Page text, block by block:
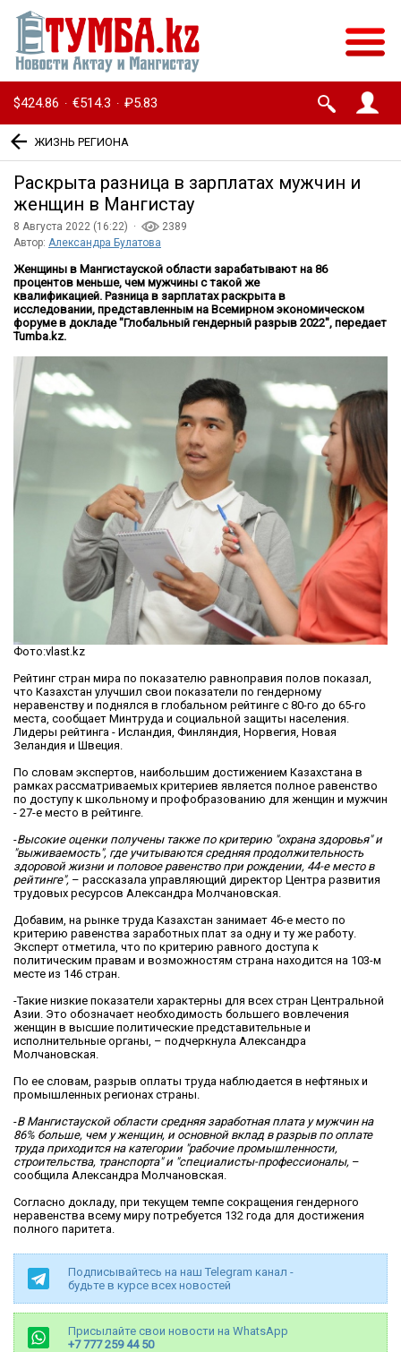
$424.86 · €514.3 · ₽5.83
ЖИЗНЬ РЕГИОНА
Раскрыта разница в зарплатах мужчин и
женщин в Мангистау
8 Августа 2022 (16:22) ·
2389
Автор: Александра Булатова
Женщины в Мангистауской области зарабатывают на 86
процентов меньше, чем мужчины с такой же
квалификацией. Разница в зарплатах раскрыта в
исследовании, представленным на Всемирном экономическом
форуме в докладе "Глобальный гендерный разрыв 2022", передает
Tumba.kz.
Фото:vlast.kz
Рейтинг стран мира по показателю равноправия полов показал,
что Казахстан улучшил свои показатели по гендерному
неравенству и поднялся в глобальном рейтинге с 80-го до 65-го
места, сообщает Минтруда и социальной защиты населения.
Лидеры рейтинга - Исландия, Финляндия, Норвегия, Новая
Зеландия и Швеция.
По словам экспертов, наибольшим достижением Казахстана в
рамках рассматриваемых критериев является полное равенство
по доступу к школьному и профобразованию для женщин и мужчин
- 27-е место в рейтинге.
-Высокие оценки получены также по критерию "охрана здоровья" и
"выживаемость", где учитываются средняя продолжительность
здоровой жизни и половое равенство при рождении, 44-е место в
рейтинге", – рассказала управляющий директор Центра развития
трудовых ресурсов Александра Молчановская.
Добавим, на рынке труда Казахстан занимает 46-е место по
критерию равенства заработных плат за одну и ту же работу.
Эксперт отметила, что по критерию равного доступа к
политическим правам и возможностям страна находится на 103-м
месте из 146 стран.
-Такие низкие показатели характерны для всех стран Центральной
Азии. Это обозначает необходимость большего вовлечения
женщин в высшие политические представительные и
исполнительные органы, – подчеркнула Александра
Молчановская.
По ее словам, разрыв оплаты труда наблюдается в нефтяных и
промышленных регионах страны.
-В Мангистауской области средняя заработная плата у мужчин на
86% больше, чем у женщин, и основной вклад в разрыв по оплате
труда приходится на категории "рабочие промышленности,
строительства, транспорта" и "специалисты-профессионалы, –
сообщила Александра Молчановская.
Согласно докладу, при текущем темпе сокращения гендерного
неравенства всему миру потребуется 132 года для достижения
полного паритета.
Подписывайтесь на наш Telegram канал -
будьте в курсе всех новостей
Присылайте свои новости на WhatsApp
+7 777 259 44 50